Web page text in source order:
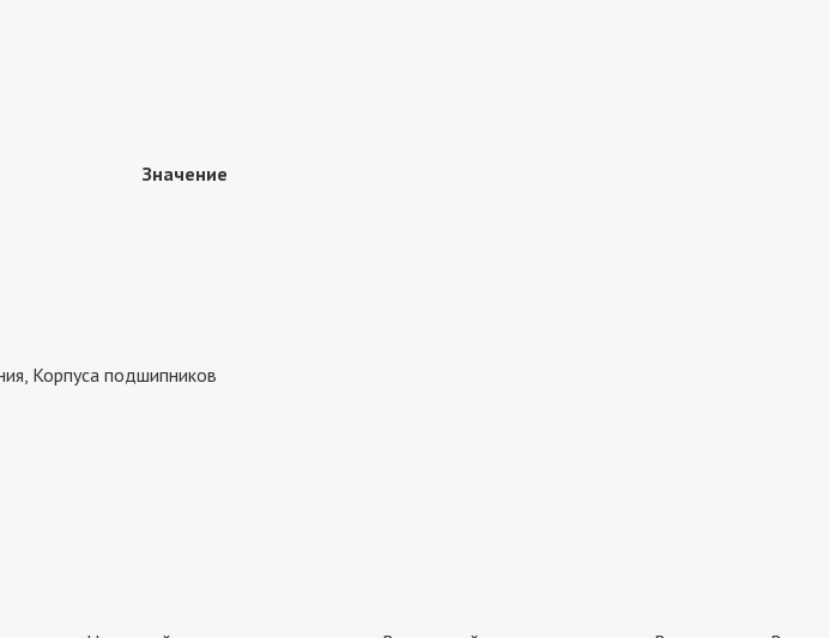
Значение
Корпуса подшипников